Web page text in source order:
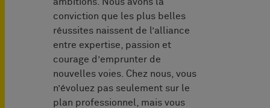
conviction que les plus belles
réussites naissent de l’alliance
entre expertise, passion et
courage d’emprunter de
nouvelles voies. Chez nous, vous
n’évoluez pas seulement sur le
plan professionnel, mais vous